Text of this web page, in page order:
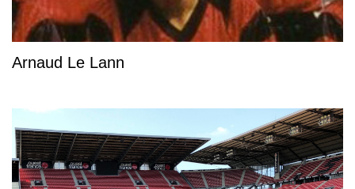
Arnaud Le Lann